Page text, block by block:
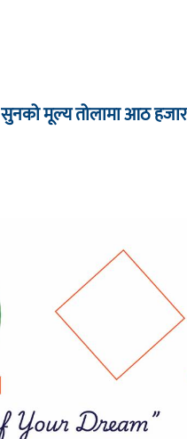
सुनको मूल्य तोलामा आठ